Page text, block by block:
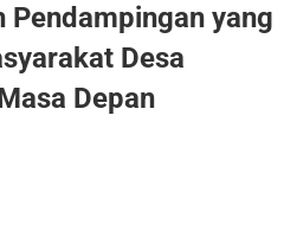
Pendampingan yang
Desa
Depan